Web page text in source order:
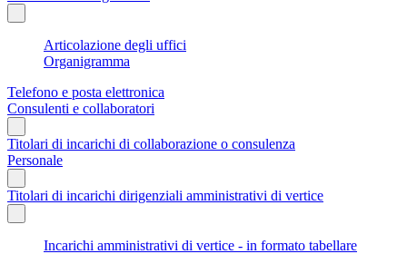
Articolazione degli uffici
Organigramma
Telefono e posta elettronica
Consulenti e collaboratori
Titolari di incarichi di collaborazione o consulenza
Personale
Titolari di incarichi dirigenziali amministrativi di vertice
Incarichi amministrativi di vertice - in formato tabellare